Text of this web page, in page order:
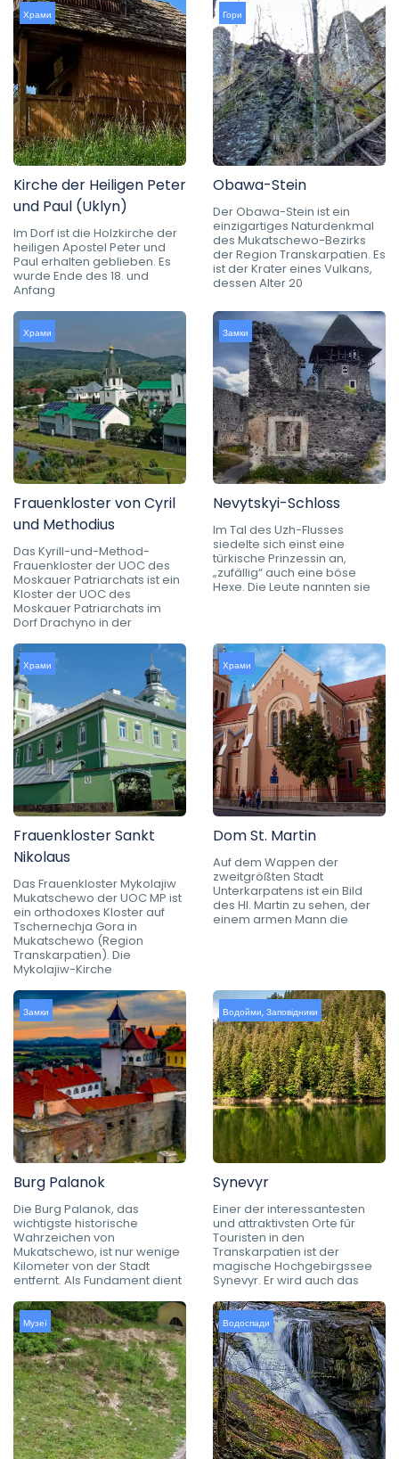
Храми
Kirche der Heiligen Peter
und Paul (Uklyn)
Im Dorf ist die Holzkirche der
heiligen Apostel Peter und
Paul erhalten geblieben. Es
wurde Ende des 18. und
Anfang
Гори
Obawa-Stein
Der Obawa-Stein ist ein
einzigartiges Naturdenkmal
des Mukatschewo-Bezirks
der Region Transkarpatien. Es
ist der Krater eines Vulkans,
dessen Alter 20
Храми
Frauenkloster von Cyril
und Methodius
Das Kyrill-und-Method-
Frauenkloster der UOC des
Moskauer Patriarchats ist ein
Kloster der UOC des
Moskauer Patriarchats im
Dorf Drachyno in der
Замки
Nevytskyi-Schloss
Im Tal des Uzh-Flusses
siedelte sich einst eine
türkische Prinzessin an,
„zufällig“ auch eine böse
Hexe. Die Leute nannten sie
Храми
Frauenkloster Sankt
Nikolaus
Das Frauenkloster Mykolajiw
Mukatschewo der UOC MP ist
ein orthodoxes Kloster auf
Tschernechja Gora in
Mukatschewo (Region
Transkarpatien). Die
Mykolajiw-Kirche
Храми
Dom St. Martin
Auf dem Wappen der
zweitgrößten Stadt
Unterkarpatens ist ein Bild
des Hl. Martin zu sehen, der
einem armen Mann die
Замки
Burg Palanok
Die Burg Palanok, das
wichtigste historische
Wahrzeichen von
Mukatschewo, ist nur wenige
Kilometer von der Stadt
entfernt. Als Fundament dient
Водойми, Заповідники
Synevyr
Einer der interessantesten
und attraktivsten Orte für
Touristen in den
Transkarpatien ist der
magische Hochgebirgssee
Synevyr. Er wird auch das
Музеї Водоспади